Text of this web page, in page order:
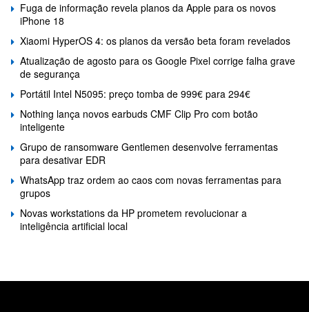
Fuga de informação revela planos da Apple para os novos
iPhone 18
Xiaomi HyperOS 4: os planos da versão beta foram revelados
Atualização de agosto para os Google Pixel corrige falha grave
de segurança
Portátil Intel N5095: preço tomba de 999€ para 294€
Nothing lança novos earbuds CMF Clip Pro com botão
inteligente
Grupo de ransomware Gentlemen desenvolve ferramentas
para desativar EDR
WhatsApp traz ordem ao caos com novas ferramentas para
grupos
Novas workstations da HP prometem revolucionar a
inteligência artificial local